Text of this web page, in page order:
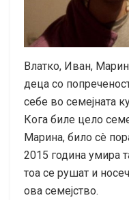
Влатко, Иван,
деца со
себе во семејната
Кога биле цело
Марина, било сè
2015 година умира
тоа се рушат и
ова семејство.